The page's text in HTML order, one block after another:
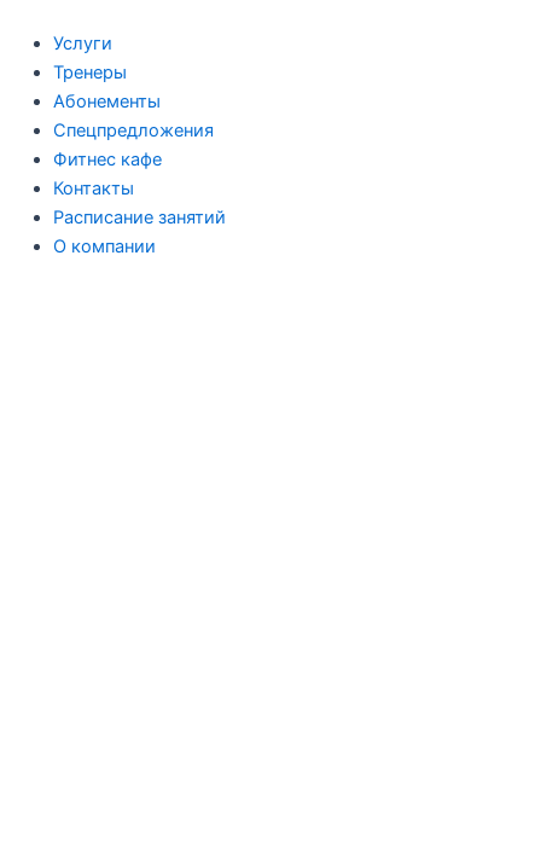
содержимому
Услуги
Тренеры
Абонементы
Спецпредложения
Фитнес кафе
Контакты
Расписание занятий
О компании